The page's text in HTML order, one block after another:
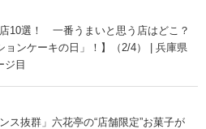
10選！ 一番うまいと思う店はどこ？
ョンケーキの日」！】（2/4） | 兵庫県
ジ目
ス抜群」六花亭の“店舗限定”お菓子が